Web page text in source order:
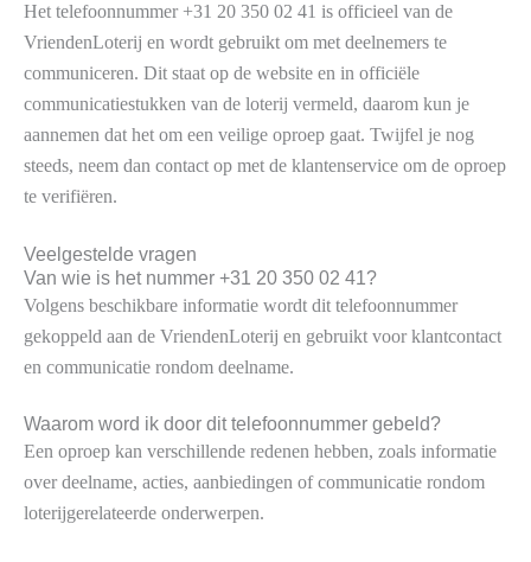
Het telefoonnummer +31 20 350 02 41 is officieel van de
VriendenLoterij en wordt gebruikt om met deelnemers te
communiceren. Dit staat op de website en in officiële
communicatiestukken van de loterij vermeld, daarom kun je
aannemen dat het om een veilige oproep gaat. Twijfel je nog
steeds, neem dan contact op met de klantenservice om de oproep
te verifiëren.
Veelgestelde vragen
Van wie is het nummer +31 20 350 02 41?
Volgens beschikbare informatie wordt dit telefoonnummer
gekoppeld aan de VriendenLoterij en gebruikt voor klantcontact
en communicatie rondom deelname.
Waarom word ik door dit telefoonnummer gebeld?
Een oproep kan verschillende redenen hebben, zoals informatie
over deelname, acties, aanbiedingen of communicatie rondom
loterijgerelateerde onderwerpen.